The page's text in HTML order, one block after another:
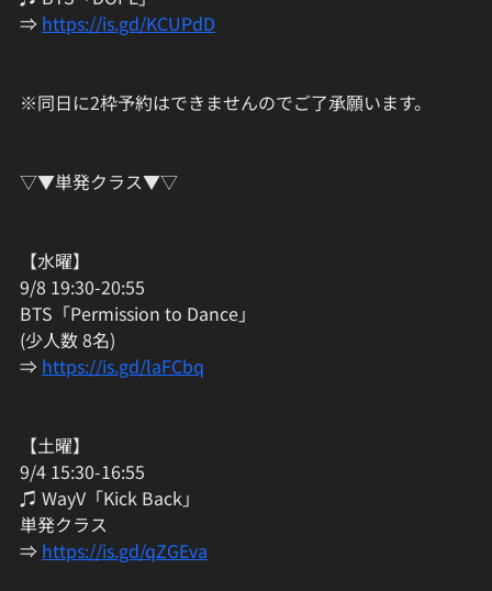
⇒ https://is.gd/KCUPdD
※同日に2枠予約はできませんのでご了承願います。
▽▼単発クラス▼▽
【水曜】
9/8 19:30-20:55
BTS「Permission to Dance」
(少人数 8名)
⇒ https://is.gd/laFCbq
【土曜】
9/4 15:30-16:55
♫ WayV「Kick Back」
単発クラス
⇒ https://is.gd/qZGEva